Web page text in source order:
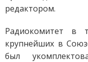
редактором.
Радиокомитет в
крупнейших в
был